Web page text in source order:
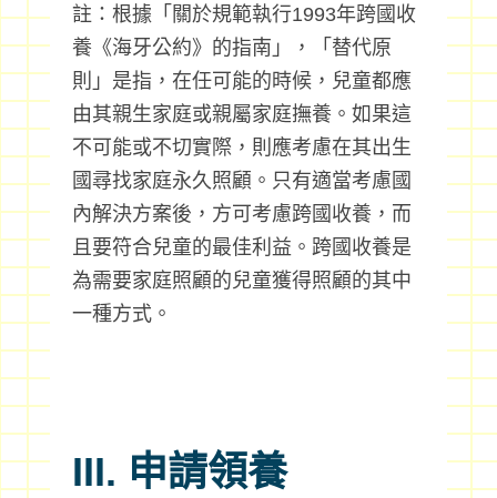
註：根據「關於規範執行1993年跨國收
養《海牙公約》的指南」，「替代原
則」是指，在任可能的時候，兒童都應
由其親生家庭或親屬家庭撫養。如果這
不可能或不切實際，則應考慮在其出生
國尋找家庭永久照顧。只有適當考慮國
內解決方案後，方可考慮跨國收養，而
且要符合兒童的最佳利益。跨國收養是
為需要家庭照顧的兒童獲得照顧的其中
一種方式。
III. 申請領養